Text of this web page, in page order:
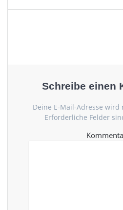
Schreibe einen
Deine E-Mail-Adresse
Erforderliche Felder